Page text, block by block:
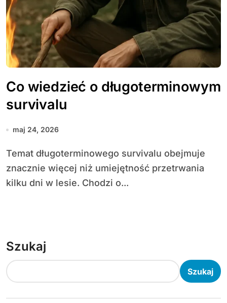
Co wiedzieć o długoterminowym
survivalu
maj 24, 2026
Temat długoterminowego survivalu obejmuje
znacznie więcej niż umiejętność przetrwania
kilku dni w lesie. Chodzi o...
Szukaj
Szukaj